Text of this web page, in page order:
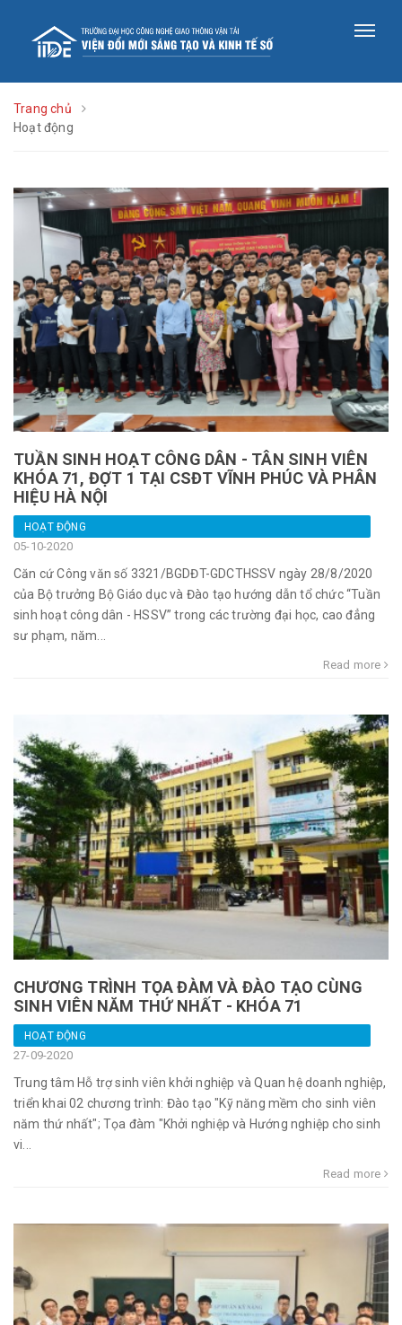
Trang chủ
Hoạt động
TUẦN SINH HOẠT CÔNG DÂN - TÂN SINH VIÊN
KHÓA 71, ĐỢT 1 TẠI CSĐT VĨNH PHÚC VÀ PHÂN
HIỆU HÀ NỘI
HOẠT ĐỘNG
05-10-2020
Căn cứ Công văn số 3321/BGDĐT-GDCTHSSV ngày 28/8/2020
của Bộ trưởng Bộ Giáo dục và Đào tạo hướng dẫn tổ chức “Tuần
sinh hoạt công dân - HSSV” trong các trường đại học, cao đẳng
sư phạm, năm...
Read more
CHƯƠNG TRÌNH TỌA ĐÀM VÀ ĐÀO TẠO CÙNG
SINH VIÊN NĂM THỨ NHẤT - KHÓA 71
HOẠT ĐỘNG
27-09-2020
Trung tâm Hỗ trợ sinh viên khởi nghiệp và Quan hệ doanh nghiệp,
triển khai 02 chương trình: Đào tạo "Kỹ năng mềm cho sinh viên
năm thứ nhất"; Tọa đàm "Khởi nghiệp và Hướng nghiệp cho sinh
vi...
Read more